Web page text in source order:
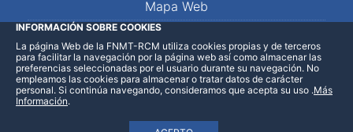
Mapa Web
LinkedInFacebookWhatsApp
INFORMACIÓN SOBRE COOKIES
La página Web de la FNMT-RCM utiliza cookies propias y de terceros
para facilitar la navegación por la página web así como almacenar las
preferencias seleccionadas por el usuario durante su navegación. No
empleamos las cookies para almacenar o tratar datos de carácter
personal. Si continúa navegando, consideramos que acepta su uso .Más
Información.